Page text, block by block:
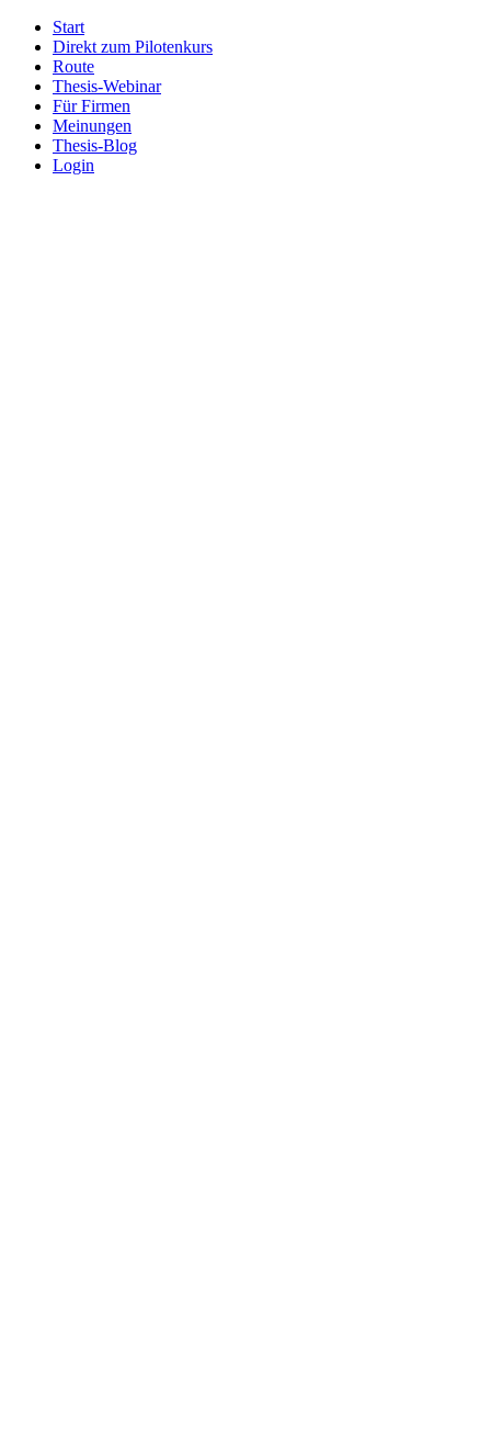
Start
Direkt zum Pilotenkurs
Route
Thesis-Webinar
Für Firmen
Meinungen
Thesis-Blog
Login